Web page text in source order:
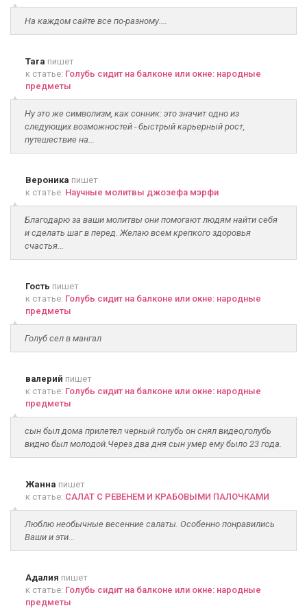
На каждом сайте все по-разному....
Tara пишет
к статье: Голубь сидит на балконе или окне: народные
предметы
Ну это же символизм, как сонник: это значит одно из
следующих возможностей - быстрый карьерный рост,
путешествие на...
Вероника пишет
к статье: Научные молитвы джозефа мэрфи
Благодарю за ваши молитвы они помогают людям найти себя
и сделать шаг в перед. Желаю всем крепкого здоровья
счастья...
Гость пишет
к статье: Голубь сидит на балконе или окне: народные
предметы
Голуб сел в мангал
валерий пишет
к статье: Голубь сидит на балконе или окне: народные
предметы
сын был дома прилетел черный голубь он снял видео,голубь
видно был молодой.Через два дня сын умер ему было 23 года.
Жанна пишет
к статье: САЛАТ С РЕВЕНЕМ И КРАБОВЫМИ ПАЛОЧКАМИ
Люблю необычные весенние салаты. Особенно понравились
Ваши и эти...
Адалия пишет
к статье: Голубь сидит на балконе или окне: народные
предметы